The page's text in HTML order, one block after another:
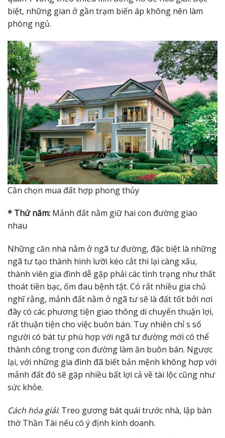
biệt, những gian ở gần trạm biến áp không nên làm
phòng ngủ.
Cần chọn mua đất hợp phong thủy
* Thứ năm: Mảnh đất nằm giữ hai con đường giao
nhau
Những căn nhà nằm ở ngã tư đường, đặc biệt là những
ngã tư tạo thành hình lưỡi kéo cắt thì lại càng xấu,
thành viên gia đình dễ gặp phải các tình trạng như thất
thoát tiền bạc, ốm đau bệnh tật. Có rất nhiều gia chủ
nghĩ rằng, mảnh đất nằm ở ngã tư sẽ là đất tốt bởi nơi
đây có các phương tiện giao thông di chuyển thuận lợi,
rất thuận tiện cho việc buôn bán. Tuy nhiên chỉ s số
người có bát tự phù hợp với ngã tư đường mới có thể
thành công trong con đường làm ăn buôn bán. Ngược
lại, với những gia đình đã biết bản mệnh không hợp với
mảnh đất đó sẽ gặp nhiều bất lợi cả về tài lộc cũng như
sức khỏe.
Cách hóa giải: Treo gương bát quái trước nhà, lập bàn
thờ Thần Tài nếu có ý định kinh doanh.